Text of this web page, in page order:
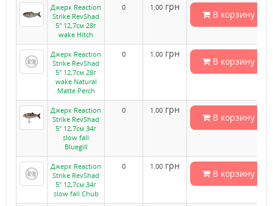
Джерк Reaction
Strike RevShad
5" 12,7см 28г
wake Hitch
0 1.00 грн
В корзину
Джерк Reaction
Strike RevShad
5" 12,7см 28г
wake Natural
Matte Perch
0 1.00 грн
В корзину
Джерк Reaction
Strike RevShad
5" 12,7см 34г
slow fall
Bluegill
0 1.00 грн
В корзину
Джерк Reaction
Strike RevShad
5" 12,7см 34г
slow fall Chub
0 1.00 грн
В корзину